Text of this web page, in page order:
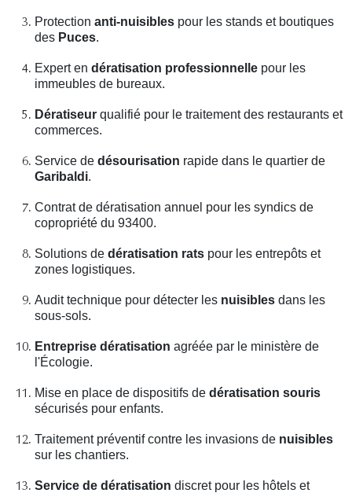
Protection anti-nuisibles pour les stands et boutiques
des Puces.
Expert en dératisation professionnelle pour les
immeubles de bureaux.
Dératiseur qualifié pour le traitement des restaurants et
commerces.
Service de désourisation rapide dans le quartier de
Garibaldi.
Contrat de dératisation annuel pour les syndics de
copropriété du 93400.
Solutions de dératisation rats pour les entrepôts et
zones logistiques.
Audit technique pour détecter les nuisibles dans les
sous-sols.
Entreprise dératisation agréée par le ministère de
l'Écologie.
Mise en place de dispositifs de dératisation souris
sécurisés pour enfants.
Traitement préventif contre les invasions de nuisibles
sur les chantiers.
Service de dératisation discret pour les hôtels et